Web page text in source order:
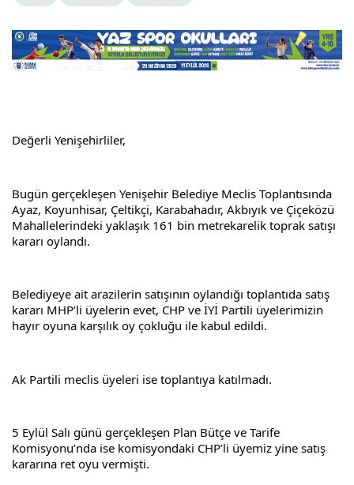
Değerli Yenişehirliler,
Bugün gerçekleşen Yenişehir Belediye Meclis Toplantısında
Ayaz, Koyunhisar, Çeltikçi, Karabahadır, Akbıyık ve Çiçeközü
Mahallelerindeki yaklaşık 161 bin metrekarelik toprak satışı
kararı oylandı.
Belediyeye ait arazilerin satışının oylandığı toplantıda satış
kararı MHP’li üyelerin evet, CHP ve İYİ Partili üyelerimizin
hayır oyuna karşılık oy çokluğu ile kabul edildi.
Ak Partili meclis üyeleri ise toplantıya katılmadı.
5 Eylül Salı günü gerçekleşen Plan Bütçe ve Tarife
Komisyonu’nda ise komisyondaki CHP’li üyemiz yine satış
kararına ret oyu vermişti.